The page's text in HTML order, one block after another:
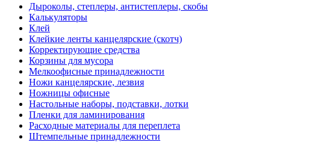
Дыроколы, степлеры, антистеплеры, скобы
Калькуляторы
Клей
Клейкие ленты канцелярские (скотч)
Корректирующие средства
Корзины для мусора
Мелкоофисные принадлежности
Ножи канцелярские, лезвия
Ножницы офисные
Настольные наборы, подставки, лотки
Пленки для ламинирования
Расходные материалы для переплета
Штемпельные принадлежности